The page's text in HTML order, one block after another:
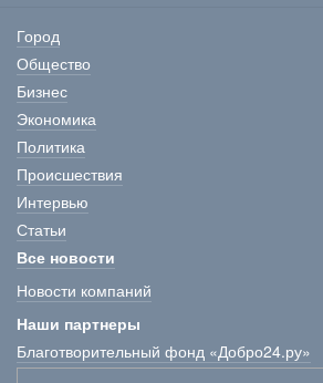
Город
Общество
Бизнес
Экономика
Политика
Происшествия
Интервью
Статьи
Все новости
Новости компаний
Наши партнеры
Благотворительный фонд «Добро24.ру»